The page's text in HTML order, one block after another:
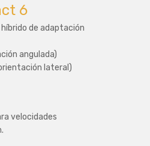
6
de adaptación
angulada)
lateral)
velocidades